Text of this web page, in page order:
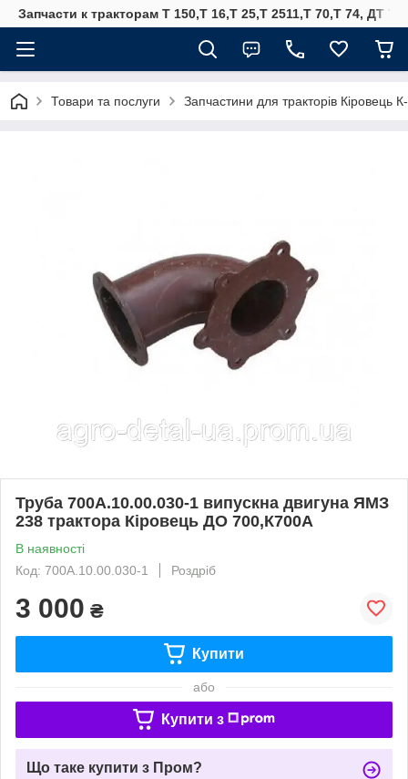
Запчасти к тракторам Т 150,Т 16,Т 25,Т 2511,Т 70,Т 74, ДТ
Товари та послуги Запчастини для тракторів Кіровець
Труба 700А.10.00.030-1 випускна двигуна ЯМЗ
238 трактора Кіровець ДО 700,К700А
В наявності
Код: 700А.10.00.030-1
Роздріб
3 000 ₴
Купити
або
Купити з
Що таке купити з Пром?